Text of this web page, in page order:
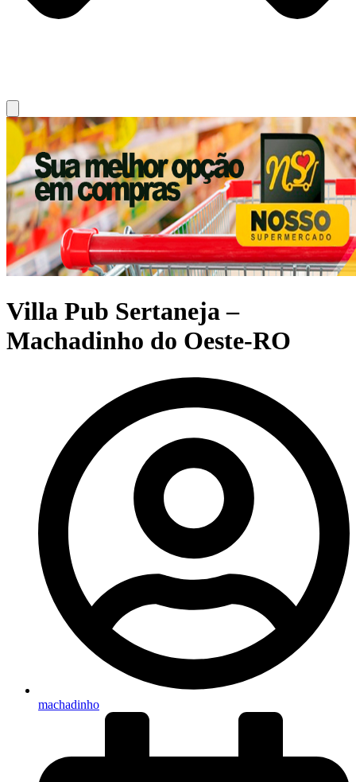
Villa Pub Sertaneja –
Machadinho do Oeste-RO
machadinho